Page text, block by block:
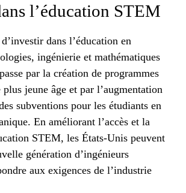
l’éducation STEM
dans l’éducation en
ingénierie et mathématiques
par la création de programmes
jeune âge et par l’augmentation
subventions pour les étudiants en
En améliorant l’accès et la
STEM, les États-Unis peuvent
génération d’ingénieurs
aux exigences de l’industrie